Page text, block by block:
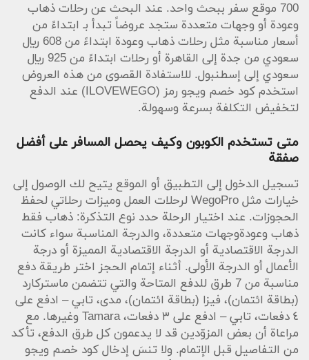
كود خصم ويجو رمز (ILOVEWEGO) قبل تأكيد الدفع
للحصول على الخصم.
خدمات إضافية وميزات تحسّن تجربة السفر
ويجو لا يقتصر على حجز الطيران فقط، بل يوفر أيضاً حجز
الفنادق وتأجير السيارات، بالإضافة إلى خدمات مثل تأمين
السفر وتنقلات المطار والشريحة الرقمية وتأشيرة العمرة
الإلكترونية. التقييمات على التطبيق توضح جودة الخدمة:
متواصل ويتيح للبالغون والأطفال وحتى الرُّضَّع إدارة
تفاصيل عدد الركاب مثل 1 بالغ أو أكثر وتحديد الذهاب و
العودة بدقة.
في منتصف تجربتك أثناء مقارنة الأسعار قد تكتشف عروضاً
حصرية وتنسيقاً واضحاً لعرض الأسعار مع معلومات مثل
السعر بالريال: رحلات ذهاب وعودة ابتداءً من 1,063 ريال
سعودي إلى طرابزون أو ابتداءً من 1,930 ريال سعودي إلى
جاكرتا، مما يسهل التخطيط والميزانية. كما أن إشعارات
التطبيق والبحث الذكي تساعدك على العثور على أفضل
تواريخ السفر وأقل الأسعار.
يمكن أيضاً الاطلاع على مقارنات وتلميحات خاصة بالحجز
700 موقع سفر ببحث واحد. عند البحث عن رحلات ذهاب
وعودة أو وجهات متعددة ستجد عروضاً تبدأ بـ ابتداءً من
أسعار مناسبة مثل رحلات ذهاب وعودة ابتداءً من 608 ريال
سعودي من جدة إلى القاهرة أو رحلات ابتداءً من 925 ريال
سعودي إلى إسطنبول. للاستفادة القصوى من هذه العروض
استخدم كود خصم ويجو رمز (ILOVEWEGO) عند الدفع
لتخفيض التكلفة بسرعة وسهولة.
متى تستخدم الكوبون وكيف يحصل المسافر على أفضل
صفقة
تسجيل الدخول إلى التطبيق أو الموقع يتيح لك الوصول إلى
خيارات مثل WegoPro لرحلات العمل وميزات رحلاتي لحفظ
الحجوزات. عند اختيار الرحلة حدد نوع التذكرة: ذهاب فقط
ذهاب وعودةوجهات متعددة، والدرجة المناسبة سواء كانت
الدرجة الاقتصادية أو الدرجة الاقتصادية المميزة أو درجة
الأعمال أو الدرجة الأولى. أثناء إتمام الحجز اختر طريقة دفع
مناسبة من ‎7 طرق للدفع المتاحة والتي تتضمن ماستركارد
(بطاقة ائتمان)، فيزا (بطاقة ائتمان)، مدى، تابي – ادفع على
٤ دفعات، تابي – ادفع على ٣ دفعات، Tamara وغيرها. مع
مراعاة أن بعض المزوّدين قد لا يدعمون كل طرق الدفع، تأكد
من التفاصيل قبل الإتمام. ولا تنسَ إدخال كود خصم ويجو